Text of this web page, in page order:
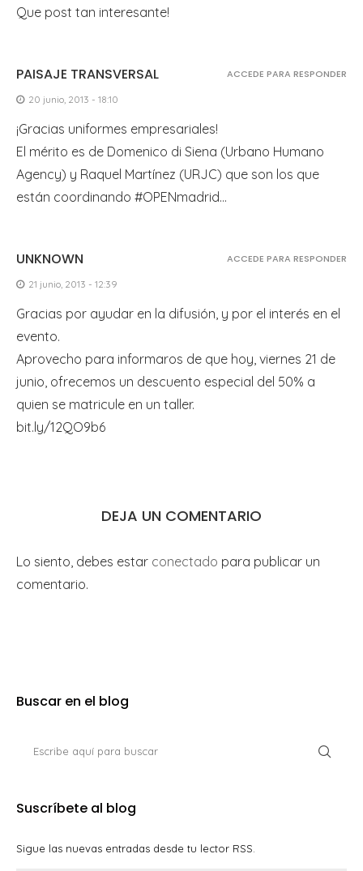
Que post tan interesante!
PAISAJE TRANSVERSAL
20 junio, 2013 - 18:10
¡Gracias uniformes empresariales!
El mérito es de Domenico di Siena (Urbano Humano
Agency) y Raquel Martínez (URJC) que son los que
están coordinando #OPENmadrid…
ACCEDE PARA RESPONDER
UNKNOWN
21 junio, 2013 - 12:39
Gracias por ayudar en la difusión, y por el interés en el
evento.
Aprovecho para informaros de que hoy, viernes 21 de
junio, ofrecemos un descuento especial del 50% a
quien se matricule en un taller.
bit.ly/12QO9b6
ACCEDE PARA RESPONDER
DEJA UN COMENTARIO
Lo siento, debes estar conectado para publicar un
comentario.
Buscar en el blog
Suscríbete al blog
Sigue las nuevas entradas desde tu lector RSS.